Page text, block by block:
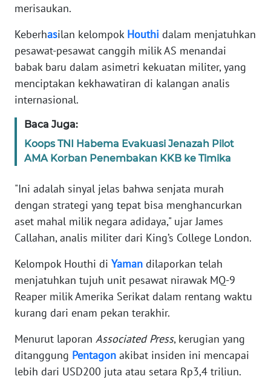
merisaukan.
Keberhasilan kelompok Houthi dalam menjatuhkan
pesawat-pesawat canggih milik AS menandai
babak baru dalam asimetri kekuatan militer, yang
menciptakan kekhawatiran di kalangan analis
internasional.
Baca Juga:
Koops TNI Habema Evakuasi Jenazah Pilot
AMA Korban Penembakan KKB ke Timika
"Ini adalah sinyal jelas bahwa senjata murah
dengan strategi yang tepat bisa menghancurkan
aset mahal milik negara adidaya," ujar James
Callahan, analis militer dari King’s College London.
Kelompok Houthi di Yaman dilaporkan telah
menjatuhkan tujuh unit pesawat nirawak MQ-9
Reaper milik Amerika Serikat dalam rentang waktu
kurang dari enam pekan terakhir.
Menurut laporan Associated Press, kerugian yang
ditanggung Pentagon akibat insiden ini mencapai
lebih dari USD200 juta atau setara Rp3,4 triliun.
KAMI
INFO
IKLAN
KAMI
PEDOMAN
SIBER
REDAKSI
DISCLAIMER
Wahana
Regional
WN